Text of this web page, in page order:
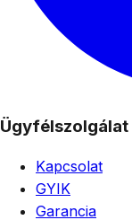
Ügyfélszolgálat
Kapcsolat
GYIK
Garancia